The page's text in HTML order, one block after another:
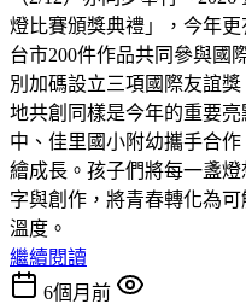
燈比賽頒獎典禮」，今年
台市200件作品共同參與國
別加碼設立三項國際友誼
地共創同樣是今年的重要
中、佳里國小附幼攜手合
繪成長。孩子們將每一盞
字與創作，將青春轉化為
溫度。
繼續閱讀
6個月前